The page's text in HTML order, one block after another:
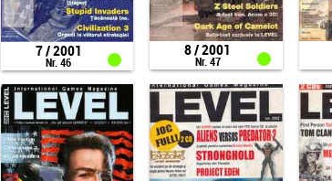
7 / 2001
Nr. 46
8 / 2001
Nr. 47